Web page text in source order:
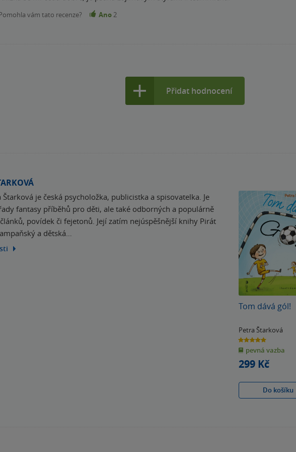
vám tato recenze? Ano2
Přidat hodnocení
Štarková je česká psycholožka, publicistka a spisovatelka. Je
fantasy příběhů pro děti, ale také odborných a populárně
povídek či fejetonů. Její zatím nejúspěšnější knihy Pirát
a dětská…
Tom dává gól!
Petra Štarková
5.0
z
5
hvězdiček
pevná vazba
299 Kč
Do košíku